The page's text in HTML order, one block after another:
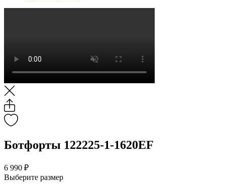
Ботфорты 122225-1-1620EF
6 990 ₽
Выберите размер